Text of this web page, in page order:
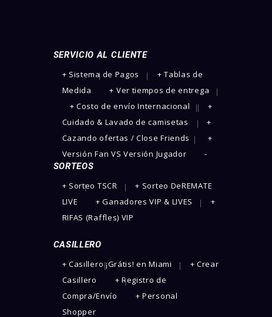
SERVICIO AL CLIENTE
+ Sistema de Pagos
+ Tablas de
Medida
+ Ver tiempos de entrega
+ Costo de envío Internacional
+
Cuidado & Lavado de camisetas
+
Cazando ofertas / Close Friends
+
Versión Fan VS Versión Jugador
-
SORTEOS
+ Sorteo TSCR
+ Sorteo DeREMATE
LIVE
+ Ganadores VIP & LIVES
+
RIFAS (Raffles) VIP
CASILLERO
+ Casillero ¡Grátis! en Miami
+ Crear
Casillero
+ Registro de
Compra/Envío
+ Personal
Shopper